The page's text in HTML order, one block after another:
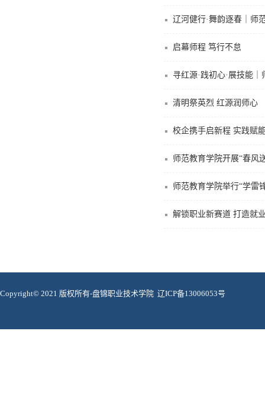
辽河健行·舞韵逐春｜师
启幕师程 笃行不怠
寻红源·践初心·展技能
清明祭英烈 红源润师心
校企携手启新程 实践赋
师范教育学院开展“春风
师范教育学院举行“学雷
解锁职业新赛道 打造就
Copyright© 2021 版权所有-盘锦职业技术学院 辽ICP备13006053号